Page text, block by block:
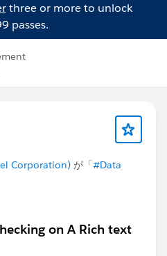
three or more to unlock
passes.
Corporation) が「#Data
on A Rich text